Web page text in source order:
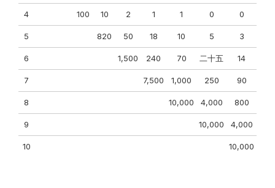
4 100 10 2 1 1 0 0
5 820 50 18 10 5 3
6 1,500 240 70 二十五 14
7 7,500 1,000 250 90
8 10,000 4,000 800
9 10,000 4,000
10 10,000